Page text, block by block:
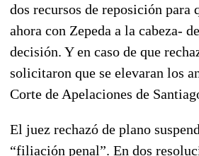
dos recursos de reposición para
ahora con Zepeda a la cabeza-
decisión. Y en caso de que
solicitaron que se elevaran los
Corte de Apelaciones de
El juez rechazó de plano
“filiación penal”. En dos